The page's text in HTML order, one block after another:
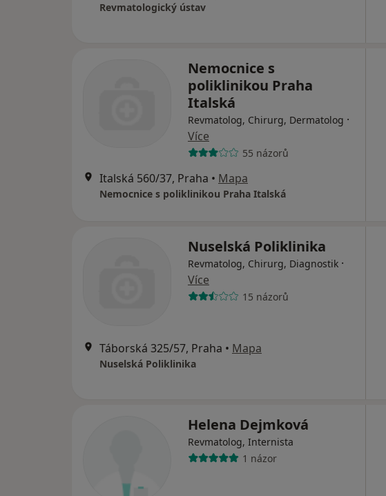
Revmatologický ústav
Nemocnice s
poliklinikou Praha
Italská
Revmatolog, Chirurg, Dermatolog ·
Více
55 názorů
Italská 560/37, Praha • Mapa
Nemocnice s poliklinikou Praha Italská
Nuselská Poliklinika
Revmatolog, Chirurg, Diagnostik ·
Více
15 názorů
Táborská 325/57, Praha • Mapa
Nuselská Poliklinika
Helena Dejmková
Revmatolog, Internista
1 názor